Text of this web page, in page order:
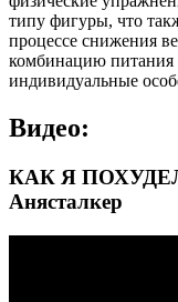
типу фигуры, что
процессе снижения
комбинацию питания
индивидуальные
Видео:
КАК Я
Анясталкер